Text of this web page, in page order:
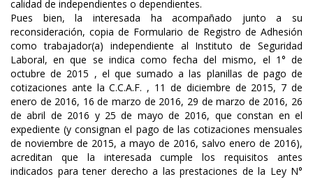
calidad de independientes o dependientes.
Pues bien, la interesada ha acompañado junto a su
reconsideración, copia de Formulario de Registro de Adhesión
como trabajador(a) independiente al Instituto de Seguridad
Laboral, en que se indica como fecha del mismo, el 1° de
octubre de 2015 , el que sumado a las planillas de pago de
cotizaciones ante la C.C.A.F. , 11 de diciembre de 2015, 7 de
enero de 2016, 16 de marzo de 2016, 29 de marzo de 2016, 26
de abril de 2016 y 25 de mayo de 2016, que constan en el
expediente (y consignan el pago de las cotizaciones mensuales
de noviembre de 2015, a mayo de 2016, salvo enero de 2016),
acreditan que la interesada cumple los requisitos antes
indicados para tener derecho a las prestaciones de la Ley N°